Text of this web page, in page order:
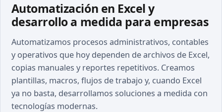
Automatización en Excel y
desarrollo a medida para empresas
Automatizamos procesos administrativos, contables
y operativos que hoy dependen de archivos de Excel,
copias manuales y reportes repetitivos. Creamos
plantillas, macros, flujos de trabajo y, cuando Excel
ya no basta, desarrollamos soluciones a medida con
tecnologías modernas.